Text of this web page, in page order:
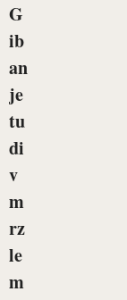
G
ib
an
je
tu
di
v
m
rz
le
m